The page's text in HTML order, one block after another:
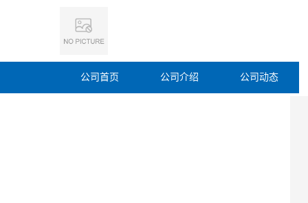
公司首页 公司介绍 公司动态